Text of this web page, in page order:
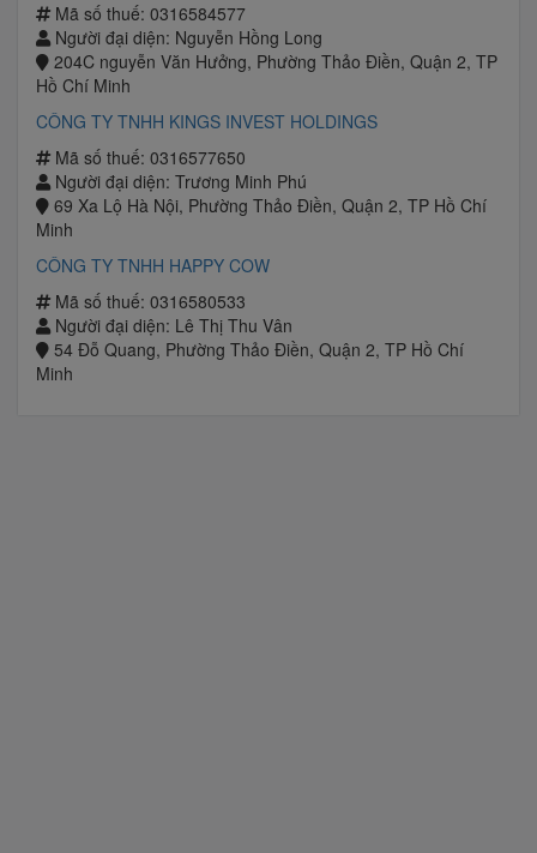
Mã số thuế: 0316584577
Người đại diện: Nguyễn Hồng Long
204C nguyễn Văn Hưởng, Phường Thảo Điền, Quận 2, TP
Hồ Chí Minh
CÔNG TY TNHH KINGS INVEST HOLDINGS
Mã số thuế: 0316577650
Người đại diện: Trương Minh Phú
69 Xa Lộ Hà Nội, Phường Thảo Điền, Quận 2, TP Hồ Chí
Minh
CÔNG TY TNHH HAPPY COW
Mã số thuế: 0316580533
Người đại diện: Lê Thị Thu Vân
54 Đỗ Quang, Phường Thảo Điền, Quận 2, TP Hồ Chí
Minh